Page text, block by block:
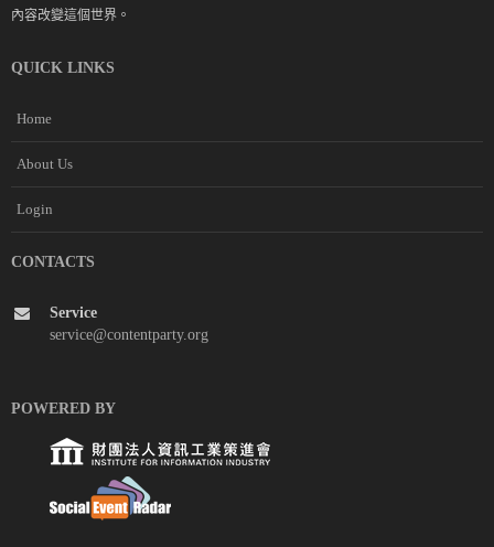
內容改變這個世界。
QUICK LINKS
Home
About Us
Login
CONTACTS
Service
service@contentparty.org
POWERED BY